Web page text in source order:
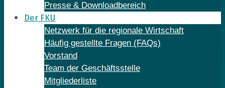
Presse & Downloadbereich
Der FKU
Netzwerk für die regionale Wirtschaft
Häufig gestellte Fragen (FAQs)
Vorstand
Team der Geschäftsstelle
Mitgliederliste